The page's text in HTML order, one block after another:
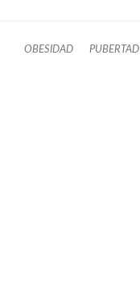
OBESIDAD PUBERTAD